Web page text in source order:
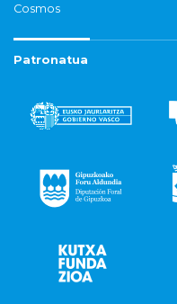
Cosmos
Patronatua